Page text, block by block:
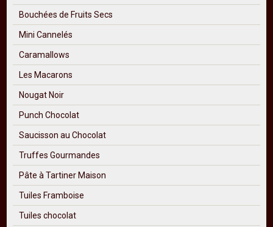
Bouchées de Fruits Secs
Mini Cannelés
Caramallows
Les Macarons
Nougat Noir
Punch Chocolat
Saucisson au Chocolat
Truffes Gourmandes
Pâte à Tartiner Maison
Tuiles Framboise
Tuiles chocolat